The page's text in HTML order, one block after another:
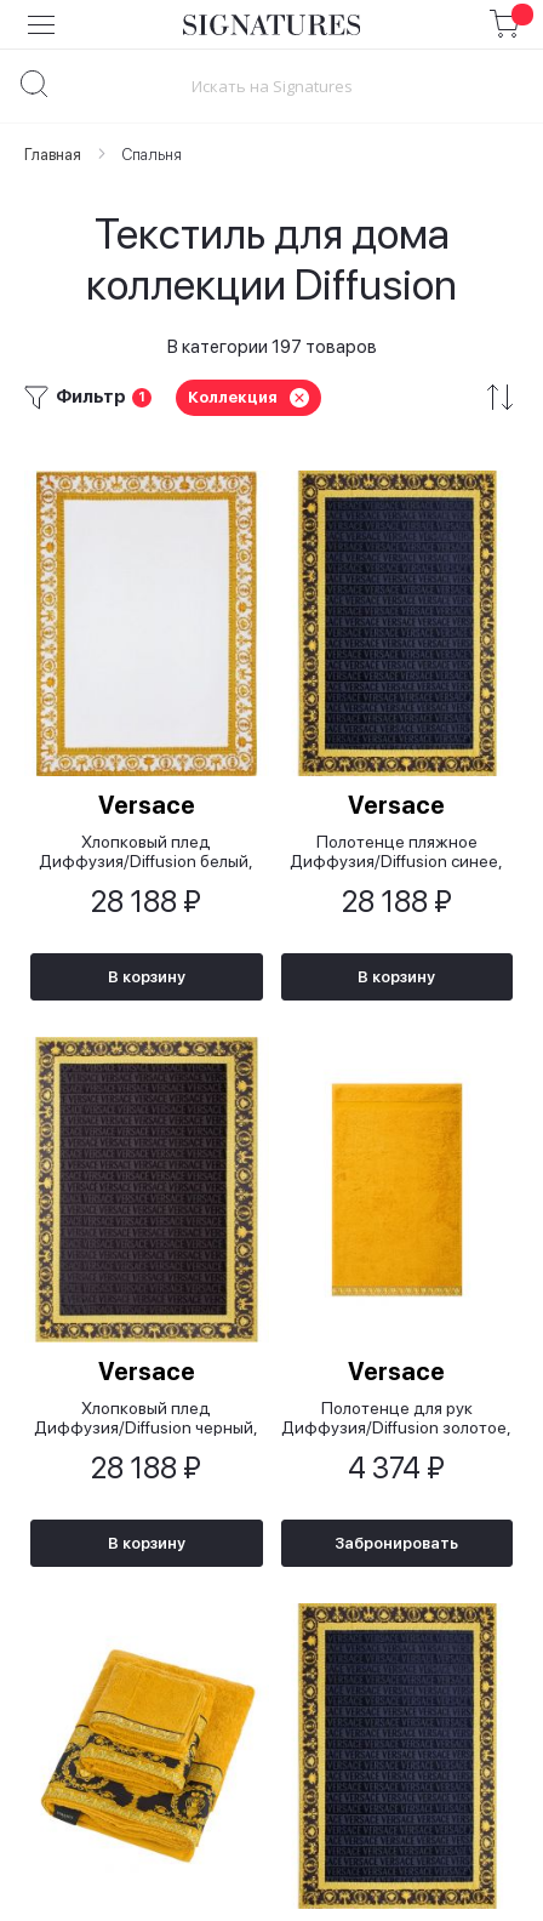
Skip
to
Главная Спальня
Текстиль для дома
коллекции Diffusion
В категории 197 товаров
Фильтр 1 Коллекция
Versace
Хлопковый плед
Диффузия/Diffusion белый,
28 188 ₽
В корзину
Versace
Полотенце пляжное
Диффузия/Diffusion синее,
28 188 ₽
В корзину
Versace
Хлопковый плед
Диффузия/Diffusion черный,
28 188 ₽
В корзину
Versace
Полотенце для рук
Диффузия/Diffusion золотое,
4 374 ₽
Забронировать